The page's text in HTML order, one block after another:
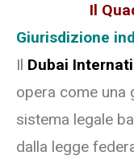
Il
Giurisdizione
Il Dubai
opera come una
sistema legale
dalla legge